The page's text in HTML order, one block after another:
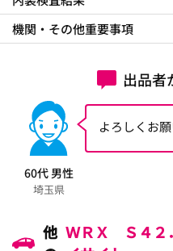
機関・その他重要事項
出品者
60代 男性
埼玉県
よろしくお願
他 ＷＲＸ Ｓ４